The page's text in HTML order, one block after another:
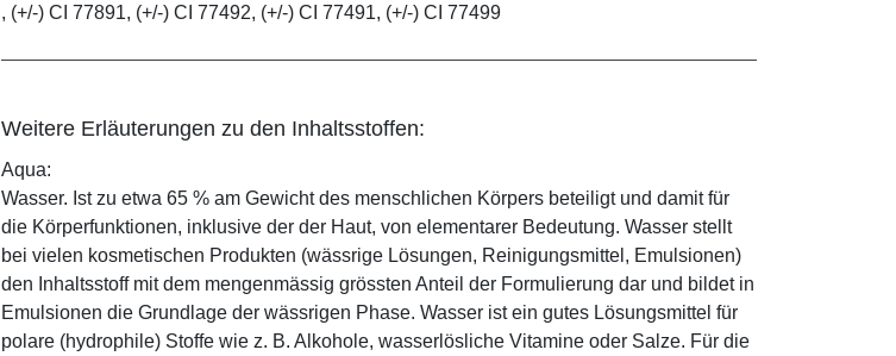
, (+/-) CI 77891, (+/-) CI 77492, (+/-) CI 77491, (+/-) CI 77499
Weitere Erläuterungen zu den Inhaltsstoffen:
Aqua:
Wasser. Ist zu etwa 65 % am Gewicht des menschlichen Körpers beteiligt und damit für
die Körperfunktionen, inklusive der der Haut, von elementarer Bedeutung. Wasser stellt
bei vielen kosmetischen Produkten (wässrige Lösungen, Reinigungsmittel, Emulsionen)
den Inhaltsstoff mit dem mengenmässig grössten Anteil der Formulierung dar und bildet in
Emulsionen die Grundlage der wässrigen Phase. Wasser ist ein gutes Lösungsmittel für
polare (hydrophile) Stoffe wie z. B. Alkohole, wasserlösliche Vitamine oder Salze. Für die